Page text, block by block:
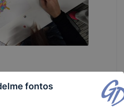
fontos